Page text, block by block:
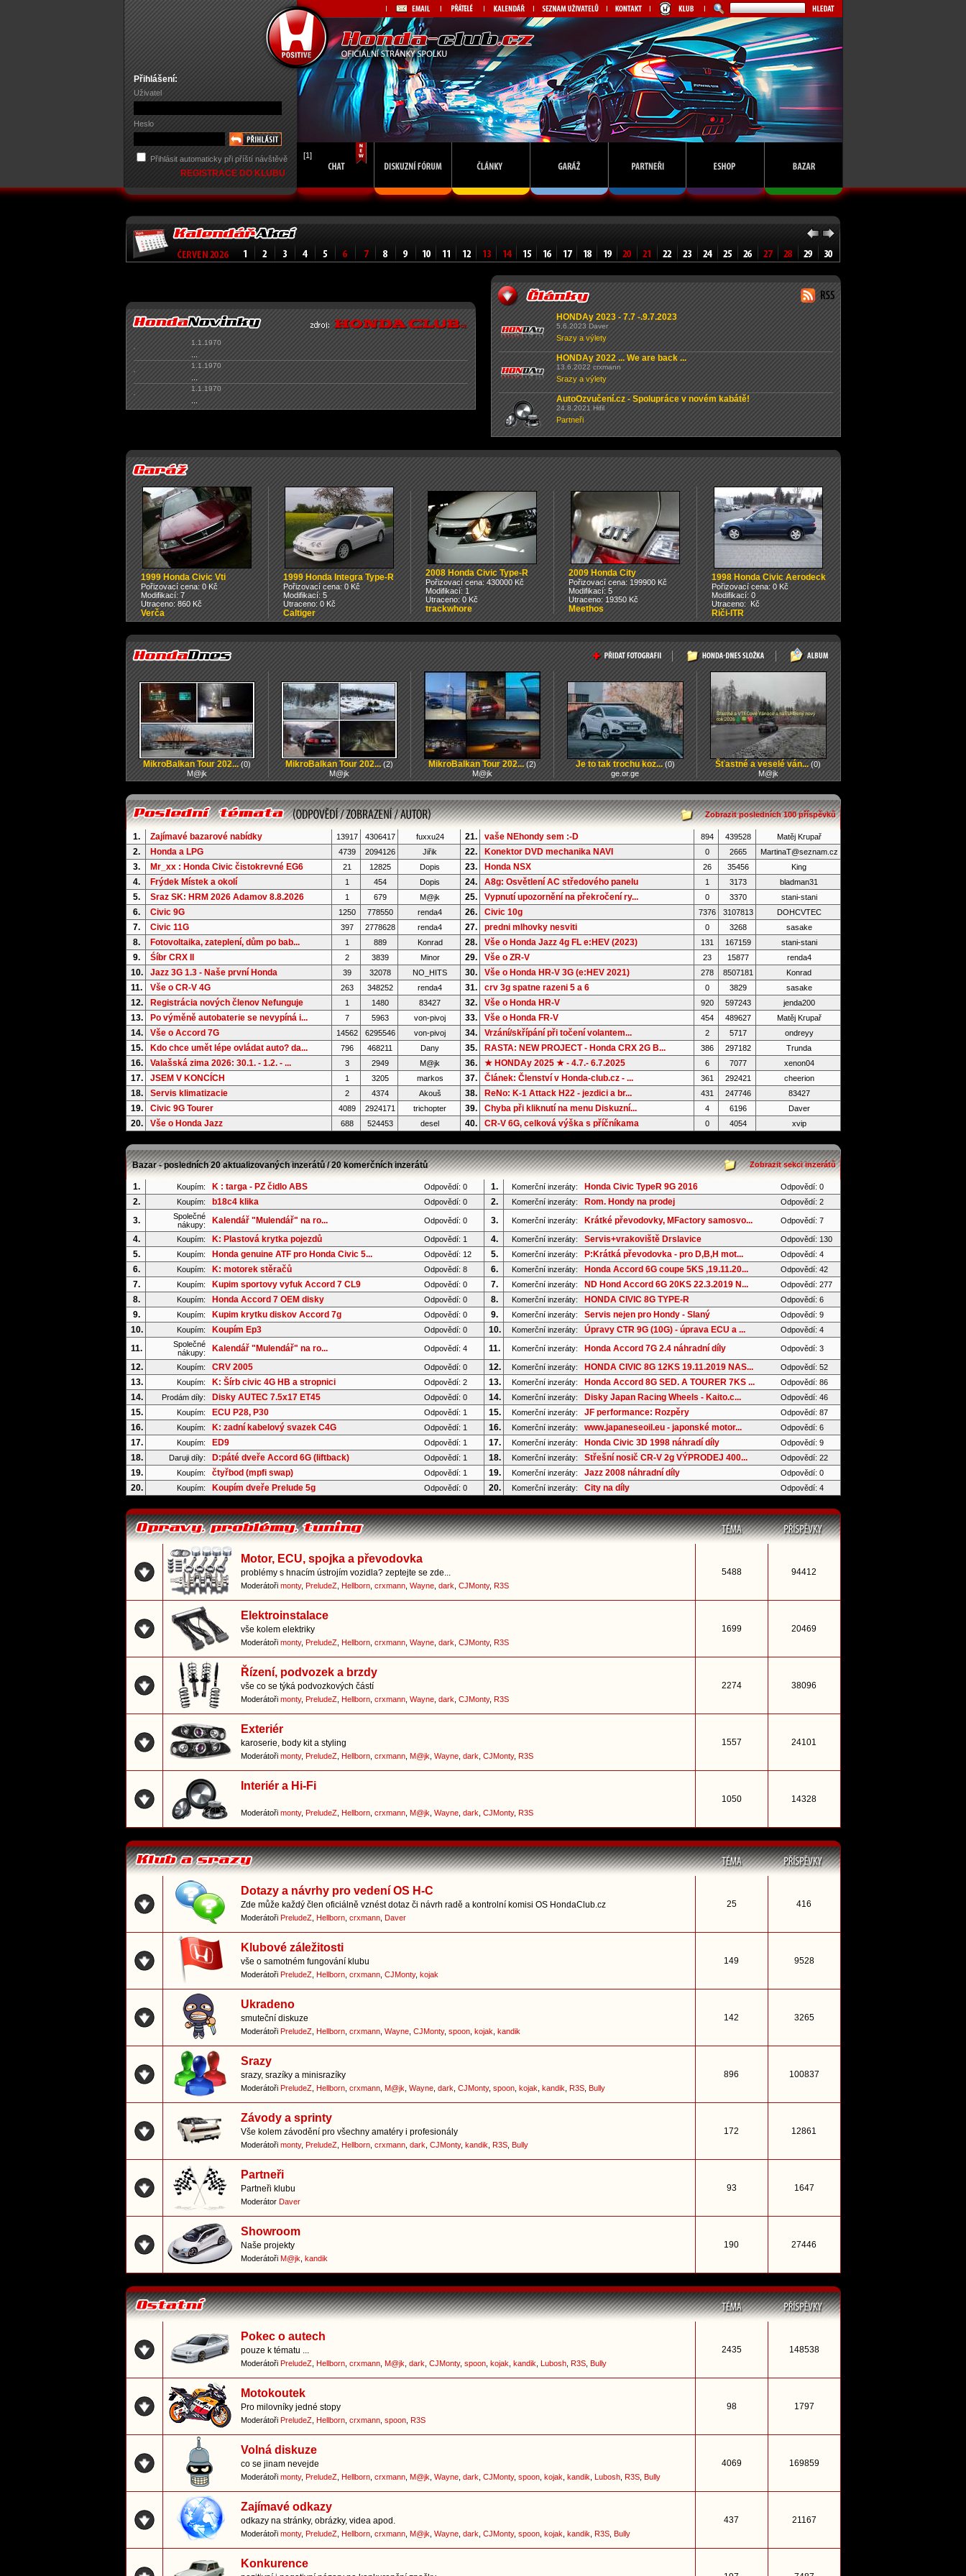
Přihlášení:
Uživatel
Heslo
Přihlásit automaticky při příští návštěvě
REGISTRACE DO KLUBU
[1]
1.1.1970
1.1.1970
1.1.1970
HONDAy 2023 - 7.7 -.9.7.2023
5.6.2023 Daver
Srazy a výlety
HONDAy 2022 ... We are back ...
13.6.2022 crxmann
Srazy a výlety
AutoOzvučení.cz - Spolupráce v novém kabátě!
24.8.2021 Hifil
Partneři
1999 Honda Civic Vti
Pořizovací cena: 0 Kč
Modifikací: 7
Utraceno: 860 Kč
Verča
1999 Honda Integra Type-R
Pořizovací cena: 0 Kč
Modifikací: 5
Utraceno: 0 Kč
Caltiger
2008 Honda Civic Type-R
Pořizovací cena: 430000 Kč
Modifikací: 1
Utraceno: 0 Kč
trackwhore
2009 Honda City
Pořizovací cena: 199900 Kč
Modifikací: 5
Utraceno: 19350 Kč
Meethos
1998 Honda Civic Aerodeck
Pořizovací cena: 0 Kč
Modifikací: 0
Utraceno: Kč
Riči-ITR
MikroBalkan Tour 202... (0)
M@jk
MikroBalkan Tour 202... (2)
M@jk
MikroBalkan Tour 202...(2)
M@jk
Je to tak trochu koz...(0)
ge.or.ge
Šťastné a veselé ván... (0)
M@jk
Zobrazit posledních 100 příspěvků
1. Zajímavé bazarové nabídky 13917 4306417 fuxxu24 21. vaše NEhondy sem :-D 894 439528 Matěj Krupař
2. Honda a LPG 4739 2094126 Jiřik 22. Konektor DVD mechanika NAVI 0 2665 MartinaT@seznam.cz
3. Mr_xx : Honda Civic čistokrevné EG6 21 12825 Dopis 23. Honda NSX 26 35456 King
4. Frýdek Místek a okolí 1 454 Dopis 24. A8g: Osvětlení AC středového panelu 1 3173 bladman31
5. Sraz SK: HRM 2026 Adamov 8.8.2026 1 679 M@jk 25. Vypnutí upozornění na překročení ry... 0 3370 stani-stani
6. Civic 9G 1250 778550 renda4 26. Civic 10g 7376 3107813 DOHCVTEC
7. Civic 11G 397 2778628 renda4 27. predni mlhovky nesviti 0 3268 sasake
8. Fotovoltaika, zateplení, dům po bab... 1 889 Konrad 28. Vše o Honda Jazz 4g FL e:HEV (2023) 131 167159 stani-stani
9. Śíbr CRX II 2 3839 Minor 29. Vše o ZR-V 23 15877 renda4
10. Jazz 3G 1.3 - Naše první Honda 39 32078 NO_HITS 30. Vše o Honda HR-V 3G (e:HEV 2021) 278 8507181 Konrad
11. Vše o CR-V 4G 263 348252 renda4 31. crv 3g spatne razeni 5 a 6 0 3829 sasake
12. Registrácia nových členov Nefunguje 1 1480 83427 32. Vše o Honda HR-V 920 597243 jenda200
13. Po výměně autobaterie se nevypíná i... 7 5963 von-pivoj 33. Vše o Honda FR-V 454 489627 Matěj Krupař
14. Vše o Accord 7G 14562 6295546 von-pivoj 34. Vrzání/skřípání při točení volantem... 2 5717 ondreyy
15. Kdo chce umět lépe ovládat auto? da... 796 468211 Dany 35. RASTA: NEW PROJECT - Honda CRX 2G B... 386 297182 Trunda
16. Valašská zima 2026: 30.1. - 1.2. - ... 3 2949 M@jk 36. ★ HONDAy 2025 ★ - 4.7.- 6.7.2025 6 7077 xenon04
17. JSEM V KONCÍCH 1 3205 markos 37. Článek: Členství v Honda-club.cz - ... 361 292421 cheerion
18. Servis klimatizacie 2 4374 Akouš 38. ReNo: K-1 Attack H22 - jezdici a br... 431 247746 83427
19. Civic 9G Tourer 4089 2924171 trichopter 39. Chyba při kliknutí na menu Diskuzní... 4 6196 Daver
20. Vše o Honda Jazz 688 524453 desel 40. CR-V 6G, celková výška s příčníkama 0 4054 xvip
Bazar - posledních 20 aktualizovaných inzerátů / 20 komerčních inzerátů Zobrazit sekci inzerátů
1. Koupím: K : targa - PZ čidlo ABS Odpovědí: 0 1. Komerční inzeráty: Honda Civic TypeR 9G 2016 Odpovědí: 0
2. Koupím: b18c4 klika Odpovědí: 0 2. Komerční inzeráty: Rom. Hondy na prodej Odpovědí: 2
3.
Společné
nákupy:
Kalendář "Mulendář" na ro... Odpovědí: 0 3. Komerční inzeráty: Krátké převodovky, MFactory samosvo... Odpovědí: 7
4. Koupím: K: Plastová krytka pojezdů Odpovědí: 1 4. Komerční inzeráty: Servis+vrakoviště Drslavice Odpovědí: 130
5. Koupím: Honda genuine ATF pro Honda Civic 5... Odpovědí: 12 5. Komerční inzeráty: P:Krátká převodovka - pro D,B,H mot... Odpovědí: 4
6. Koupím: K: motorek stěračů Odpovědí: 8 6. Komerční inzeráty: Honda Accord 6G coupe 5KS ,19.11.20... Odpovědí: 42
7. Koupím: Kupim sportovy vyfuk Accord 7 CL9 Odpovědí: 0 7. Komerční inzeráty: ND Hond Accord 6G 20KS 22.3.2019 N... Odpovědí: 277
8. Koupím: Honda Accord 7 OEM disky Odpovědí: 0 8. Komerční inzeráty: HONDA CIVIC 8G TYPE-R Odpovědí: 6
9. Koupím: Kupim krytku diskov Accord 7g Odpovědí: 0 9. Komerční inzeráty: Servis nejen pro Hondy - Slaný Odpovědí: 9
10. Koupím: Koupím Ep3 Odpovědí: 0 10. Komerční inzeráty: Úpravy CTR 9G (10G) - úprava ECU a ... Odpovědí: 4
11.
Společné
nákupy:
Kalendář "Mulendář" na ro... Odpovědí: 4 11. Komerční inzeráty: Honda Accord 7G 2.4 náhradní díly Odpovědí: 3
12. Koupím: CRV 2005 Odpovědí: 0 12. Komerční inzeráty: HONDA CIVIC 8G 12KS 19.11.2019 NAS... Odpovědí: 52
13. Koupím: K: Šírb civic 4G HB a stropnici Odpovědí: 2 13. Komerční inzeráty: Honda Accord 8G SED. A TOURER 7KS ... Odpovědí: 86
14. Prodám díly: Disky AUTEC 7.5x17 ET45 Odpovědí: 0 14. Komerční inzeráty: Disky Japan Racing Wheels - Kaito.c... Odpovědí: 46
15. Koupím: ECU P28, P30 Odpovědí: 1 15. Komerční inzeráty: JF performance: Rozpěry Odpovědí: 87
16. Koupím: K: zadní kabelový svazek C4G Odpovědí: 1 16. Komerční inzeráty: www.japaneseoil.eu - japonské motor... Odpovědí: 6
17. Koupím: ED9 Odpovědí: 1 17. Komerční inzeráty: Honda Civic 3D 1998 náhradí díly Odpovědí: 9
18. Daruji díly: D:páté dveře Accord 6G (liftback) Odpovědí: 1 18. Komerční inzeráty: Střešní nosič CR-V 2g VÝPRODEJ 400... Odpovědí: 22
19. Koupím: čtyřbod (mpfi swap) Odpovědí: 1 19. Komerční inzeráty: Jazz 2008 náhradní díly Odpovědí: 0
20. Koupím: Koupím dveře Prelude 5g Odpovědí: 0 20. Komerční inzeráty: City na díly Odpovědí: 4
Motor, ECU, spojka a převodovka
problémy s hnacím ústrojím vozidla? zeptejte se zde...
Moderátoři monty, PreludeZ, Hellborn, crxmann, Wayne, dark CJMonty, R3S
5488 94412
Elektroinstalace
vše kolem elektriky
Moderátoři monty, PreludeZ, Hellborn, crxmann, Wayne, dark CJMonty, R3S
1699 20469
Řízení, podvozek a brzdy
vše co se týká podvozkových částí
Moderátoři monty, PreludeZ, Hellborn, crxmann, Wayne, dark CJMonty, R3S
2274 38096
Exteriér
karoserie, body kit a styling
Moderátoři monty, PreludeZ, Hellborn, crxmann, M@jk Wayne, dark CJMonty, R3S
1557 24101
Interiér a Hi-Fi
Moderátoři monty, PreludeZ, Hellborn, crxmann, M@jk Wayne, dark CJMonty, R3S
1050 14328
Dotazy a návrhy pro vedení OS H-C
Zde může každý člen oficiálně vznést dotaz či návrh radě a kontrolní komisi OS HondaClub.cz
Moderátoři PreludeZ, Hellborn, crxmann, Daver
25 416
Klubové záležitosti
vše o samotném fungování klubu
Moderátoři PreludeZ, Hellborn, crxmann, CJMonty, kojak
149 9528
Ukradeno
smuteční diskuze
Moderátoři PreludeZ, Hellborn, crxmann, Wayne, CJMonty, spoon, kojak kandik
142 3265
Srazy
srazy, srazíky a minisrazíky
Moderátoři PreludeZ, Hellborn, crxmann, M@jk Wayne, dark CJMonty, spoon, kojak kandik R3S, Bully
896 100837
Závody a sprinty
Vše kolem závodění pro všechny amatéry i profesionály
Moderátoři monty, PreludeZ, Hellborn, crxmann, dark CJMonty, kandik R3S, Bully
172 12861
Partneři
Partneři klubu
Moderátor Daver
93 1647
Showroom
Naše projekty
Moderátoři M@jk kandik
190 27446
Pokec o autech
pouze k tématu ...
Moderátoři PreludeZ, Hellborn, crxmann, M@jk dark CJMonty, spoon, kojak kandik Lubosh, R3S, Bully
2435 148538
Motokoutek
Pro milovníky jedné stopy
Moderátoři PreludeZ, Hellborn, crxmann, spoon, R3S
98 1797
Volná diskuze
co se jinam nevejde
Moderátoři monty, PreludeZ, Hellborn, crxmann, M@jk Wayne, dark CJMonty, spoon, kojak kandik Lubosh, R3S, Bully
4069 169859
Zajímavé odkazy
odkazy na stránky, obrázky, videa apod.
Moderátoři monty, PreludeZ, Hellborn, crxmann, M@jk Wayne, dark CJMonty, spoon, kojak kandik R3S, Bully
437 21167
Konkurence